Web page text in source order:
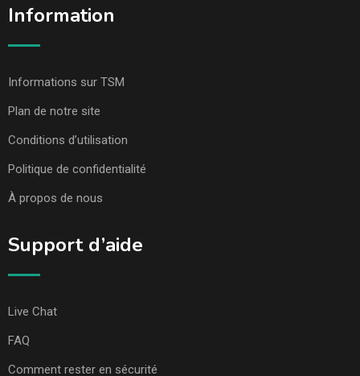
Information
Informations sur TSM
Plan de notre site
Conditions d’utilisation
Politique de confidentialité
À propos de nous
Support d’aide
Live Chat
FAQ
Comment rester en sécurité